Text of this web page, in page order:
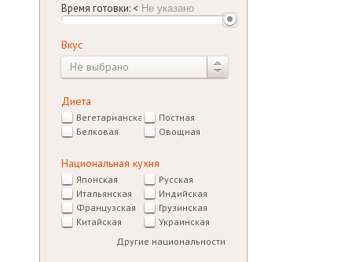
Время готовки: <
Вкус
Не выбрано
Диета
Вегетарианская
Постная
Белковая
Овощная
Национальная кухня
Японская
Русская
Итальянская
Индийская
Французская
Грузинская
Китайская
Украинская
Другие национальности